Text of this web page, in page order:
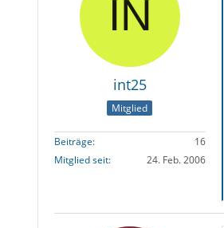
int25
Mitglied
Beiträge
16
Mitglied seit
24. Feb. 2006